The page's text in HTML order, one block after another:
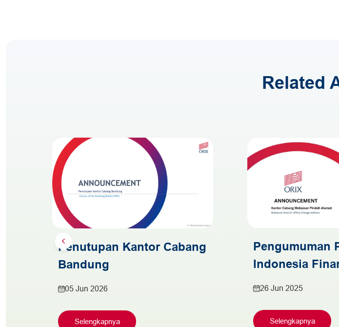
Related
Penutupan Kantor Cabang
Bandung
05 Jun 2026
Selengkapnya
Pengumuman
Indonesia
26 Jun 2025
Selengkapnya